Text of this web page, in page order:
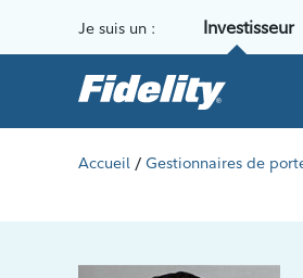
Je suis un : Investisseur
Accueil / Gestionnaires de